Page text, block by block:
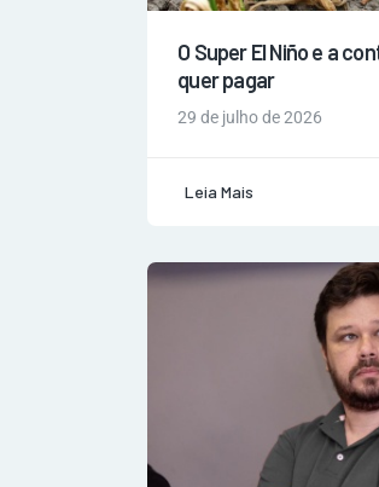
O Super El Niño e a
quer pagar
29 de julho de 2026
Leia Mais